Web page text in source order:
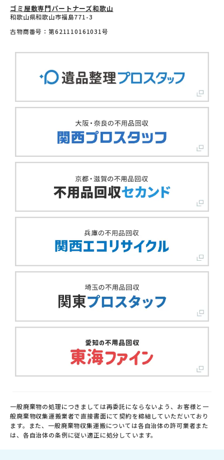
ゴミ屋敷専門パートナーズ和歌山
和歌山県和歌山市福島771-3
古物商番号：第621110161031号
一般廃棄物の処理につきましては再委託にならないよう、お客様と一
般廃棄物収集運搬業者で直接書面にて契約を締結していただいており
ます。また、一般廃棄物収集運搬については各自治体の許可業者また
は、各自治体の条例に従い適正に処分しています。